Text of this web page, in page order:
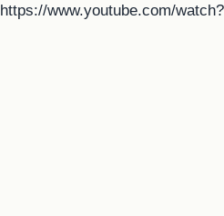
https://www.youtube.com/